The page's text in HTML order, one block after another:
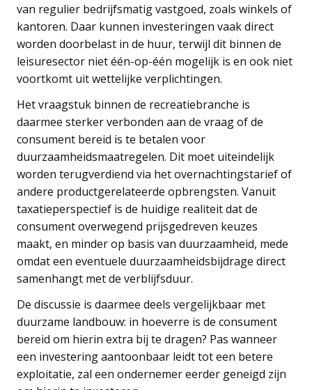
van regulier bedrijfsmatig vastgoed, zoals winkels of
kantoren. Daar kunnen investeringen vaak direct
worden doorbelast in de huur, terwijl dit binnen de
leisuresector niet één-op-één mogelijk is en ook niet
voortkomt uit wettelijke verplichtingen.
Het vraagstuk binnen de recreatiebranche is
daarmee sterker verbonden aan de vraag of de
consument bereid is te betalen voor
duurzaamheidsmaatregelen. Dit moet uiteindelijk
worden terugverdiend via het overnachtingstarief of
andere productgerelateerde opbrengsten. Vanuit
taxatieperspectief is de huidige realiteit dat de
consument overwegend prijsgedreven keuzes
maakt, en minder op basis van duurzaamheid, mede
omdat een eventuele duurzaamheidsbijdrage direct
samenhangt met de verblijfsduur.
De discussie is daarmee deels vergelijkbaar met
duurzame landbouw: in hoeverre is de consument
bereid om hierin extra bij te dragen? Pas wanneer
een investering aantoonbaar leidt tot een betere
exploitatie, zal een ondernemer eerder geneigd zijn